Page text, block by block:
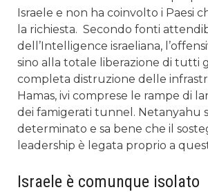
Israele e non ha coinvolto i Paesi
la richiesta. Secondo fonti
dell’Intelligence israeliana,
sino alla totale liberazione di tutti
completa distruzione delle
Hamas, ivi comprese le rampe di
dei famigerati tunnel. Netanyahu
determinato e sa bene che il
leadership è legata proprio a
Israele è comunque isolato